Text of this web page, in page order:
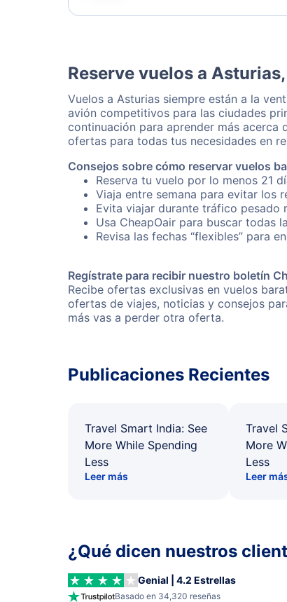
Reserve vuelos a
Vuelos a Asturias siempre están a la
avión competitivos para las ciudades
continuación para aprender más
ofertas para todas tus necesidades en
Consejos sobre cómo reservar vuelos
Reserva tu vuelo por lo menos 21
Viaja entre semana para evitar los
Evita viajar durante tráfico pesado
Usa CheapOair para buscar todas
Revisa las fechas “flexibles” para
Regístrate para recibir nuestro boletín
Recibe ofertas exclusivas en vuelos
ofertas de viajes, noticias y consejos
más vas a perder otra oferta.
Publicaciones Recientes
Travel Smart India: See
More While Spending
Less
Leer más
Travel
More
Less
Leer
¿Qué dicen nuestros
Genial | 4.2 Estrellas
Basado en 34,320 reseñas